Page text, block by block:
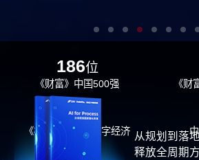
186位
《财富》中国500强 《财
29位
《福布斯》中国数字经济
100强
从规划到落
释放全周期